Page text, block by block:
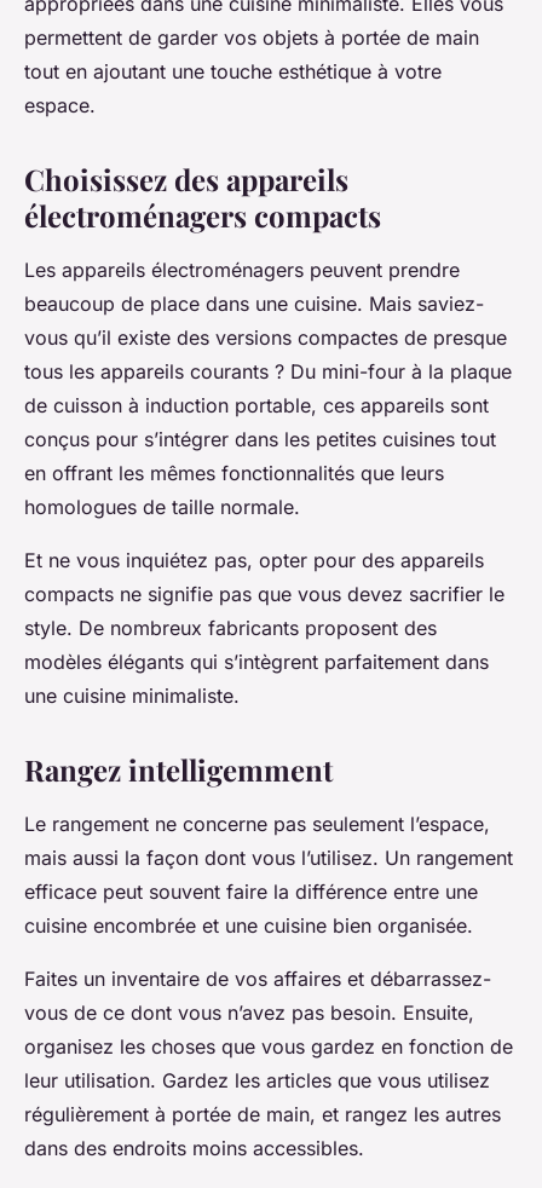
permettent de garder vos objets à portée de main
tout en ajoutant une touche esthétique à votre
espace.
Choisissez des appareils
électroménagers compacts
Les appareils électroménagers peuvent prendre
beaucoup de place dans une cuisine. Mais saviez-
vous qu’il existe des versions compactes de presque
tous les appareils courants ? Du mini-four à la plaque
de cuisson à induction portable, ces appareils sont
conçus pour s’intégrer dans les petites cuisines tout
en offrant les mêmes fonctionnalités que leurs
homologues de taille normale.
Et ne vous inquiétez pas, opter pour des appareils
compacts ne signifie pas que vous devez sacrifier le
style. De nombreux fabricants proposent des
modèles élégants qui s’intègrent parfaitement dans
une cuisine minimaliste.
Rangez intelligemment
Le rangement ne concerne pas seulement l’espace,
mais aussi la façon dont vous l’utilisez. Un rangement
efficace peut souvent faire la différence entre une
cuisine encombrée et une cuisine bien organisée.
Faites un inventaire de vos affaires et débarrassez-
vous de ce dont vous n’avez pas besoin. Ensuite,
organisez les choses que vous gardez en fonction de
leur utilisation. Gardez les articles que vous utilisez
régulièrement à portée de main, et rangez les autres
dans des endroits moins accessibles.